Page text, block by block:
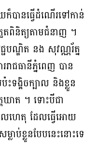
បានធ្វើដំណើរទៅកាន់
រួតពិនិត្យតាមជំនាញ ។
ជបណ្ឌិត នង សុវណ្ណរ័ត្ន
ាជធានីភ្នំពេញ បាន
ះទង្គិចក្បាល និងខ្លួន
តឃាត ។ ទោះបីជា
ហេតុ ដែលធ្វើអោយ
ាប់ខ្លួនបែបនេះនោះទេ